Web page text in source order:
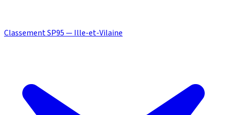
Classement SP95 — Ille-et-Vilaine